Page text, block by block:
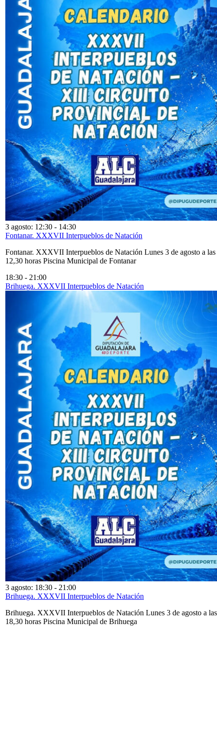
3 agosto: 12:30 - 14:30
Fontanar. XXXVII Interpueblos de Natación
Fontanar. XXXVII Interpueblos de Natación Lunes 3 de agosto a las
12,30 horas Piscina Municipal de Fontanar
18:30 - 21:00
Brihuega. XXXVII Interpueblos de Natación
3 agosto: 18:30 - 21:00
Brihuega. XXXVII Interpueblos de Natación
Brihuega. XXXVII Interpueblos de Natación Lunes 3 de agosto a las
18,30 horas Piscina Municipal de Brihuega